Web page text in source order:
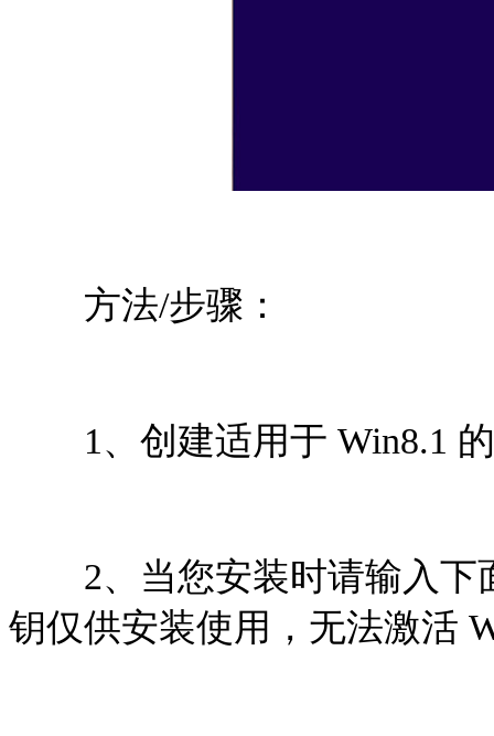
方法/步骤：
1、创建适用于 Win8.1 的
2、当您安装时请输入下
钥仅供安装使用，无法激活